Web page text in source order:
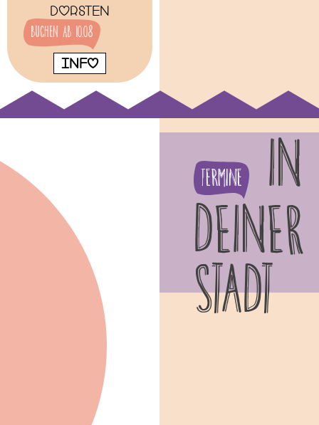
Dorsten
buchen ab 10.08
INFO
Termine
IN
DEINER
STADT